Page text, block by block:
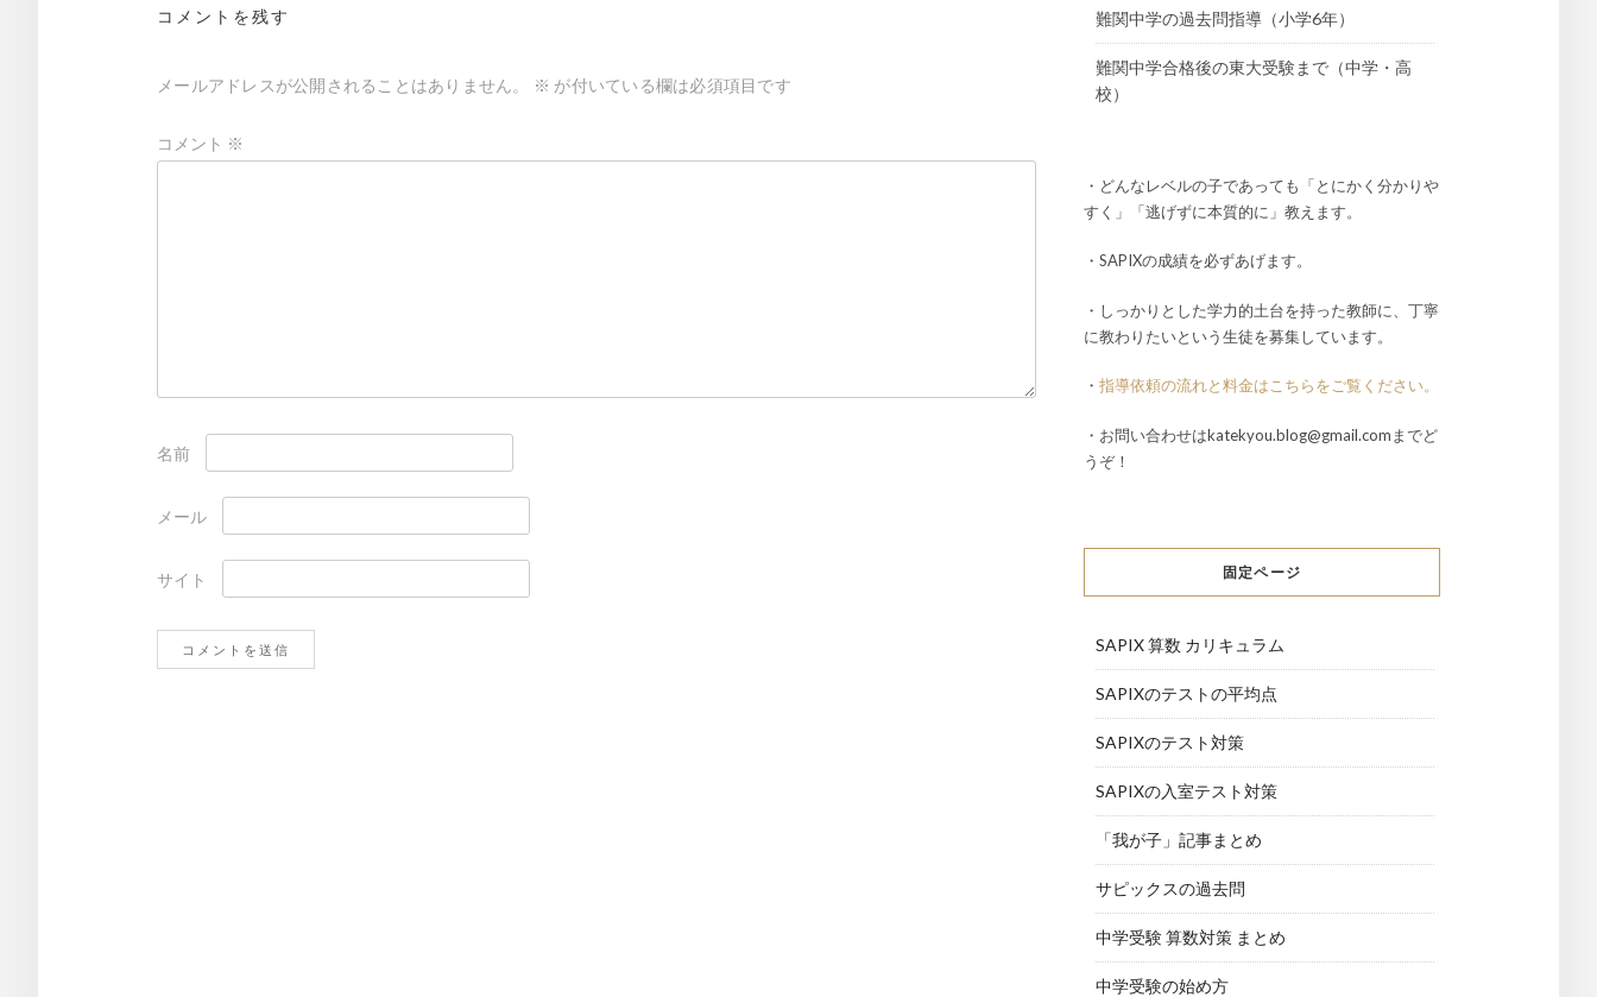
ゲ
シ
ョ
コメントを残す
メールアドレスが公開されることはありません。 ※ が付いている欄は必須項目です
コメント ※
名前
メール
サイト
難関中学の過去問指導（小学6年）
難関中学合格後の東大受験まで（中学・高
校）
・どんなレベルの子であっても「とにかく分かりや
すく」「逃げずに本質的に」教えます。
・SAPIXの成績を必ずあげます。
・しっかりとした学力的土台を持った教師に、丁寧
に教わりたいという生徒を募集しています。
・ 指導依頼の流れと料金はこちらをご覧ください。
・お問い合わせはkatekyou.blog@gmail.comまでど
うぞ！
固定ページ
SAPIX 算数 カリキュラム
SAPIXのテストの平均点
SAPIXのテスト対策
SAPIXの入室テスト対策
「我が子」記事まとめ
サピックスの過去問
中学受験 算数対策 まとめ
中学受験の始め方